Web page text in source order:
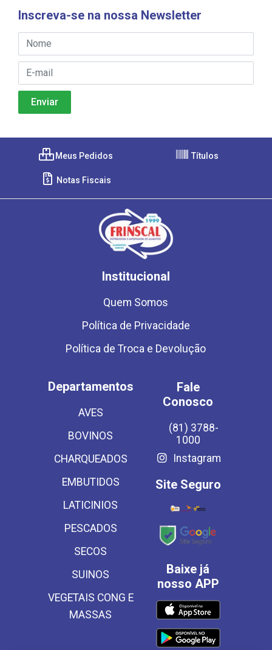
Inscreva-se na nossa Newsletter
Meus Pedidos Títulos
Notas Fiscais
Institucional
Quem Somos
Política de Privacidade
Política de Troca e Devolução
Departamentos
AVES
BOVINOS
CHARQUEADOS
EMBUTIDOS
LATICINIOS
PESCADOS
SECOS
SUINOS
VEGETAIS CONG E
MASSAS
Fale
Conosco
(81) 3788-
1000
Instagram
Site Seguro
Baixe já
nosso APP